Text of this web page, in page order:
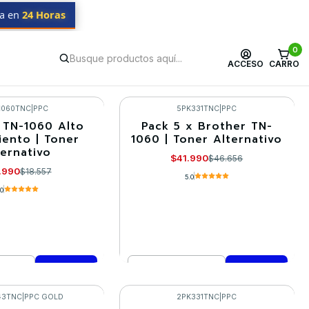
ACCESO
0
CARRO
en 24 Horas
PPC
1060 Alto
| Toner
$18.557
ahora
-10%
5PK331TNC PPC
Pack 5 x Brother TN-
1060 | Toner Alternativo
$41.990$46.656
5.0
Comprar ahora
| PPC GOLD 2PK331TNC PPC